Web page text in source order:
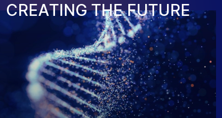
CREATING THE FUTURE